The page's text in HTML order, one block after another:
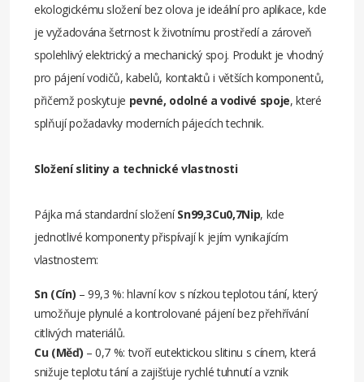
ekologickému složení bez olova je ideální pro aplikace, kde
je vyžadována šetrnost k životnímu prostředí a zároveň
spolehlivý elektrický a mechanický spoj. Produkt je vhodný
pro pájení vodičů, kabelů, kontaktů i větších komponentů,
přičemž poskytuje pevné, odolné a vodivé spoje, které
splňují požadavky moderních pájecích technik.
Složení slitiny a technické vlastnosti
Pájka má standardní složeníSn99,3Cu0,7Nip, kde
jednotlivé komponenty přispívají k jejím vynikajícím
vlastnostem:
Sn (Cín) – 99,3 %: hlavní kov s nízkou teplotou tání, který
umožňuje plynulé a kontrolované pájení bez přehřívání
citlivých materiálů.
Cu (Měď) – 0,7 %: tvoří eutektickou slitinu s cínem, která
snižuje teplotu tání a zajišťuje rychlé tuhnutí a vznik